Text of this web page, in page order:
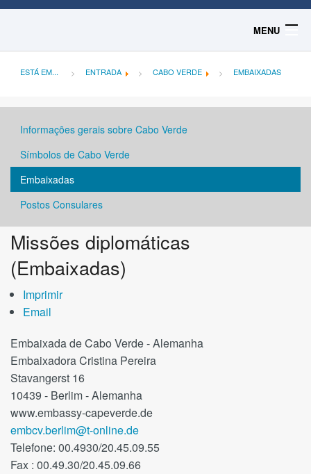
MENU
Home
Serviços Consulares
Cabo Verde
Negócios
Comunidade
Links
Contacto
ESTÁ EM... ENTRADA CABO VERDE EMBAIXADAS
Informações gerais sobre Cabo Verde
Símbolos de Cabo Verde
Embaixadas
Postos Consulares
Missões diplomáticas
(Embaixadas)
Imprimir
Email
Embaixada de Cabo Verde - Alemanha
Embaixadora Cristina Pereira
Stavangerst 16
10439 - Berlim - Alemanha
www.embassy-capeverde.de
embcv.berlim@t-online.de
Telefone: 00.4930/20.45.09.55
Fax : 00.49.30/20.45.09.66